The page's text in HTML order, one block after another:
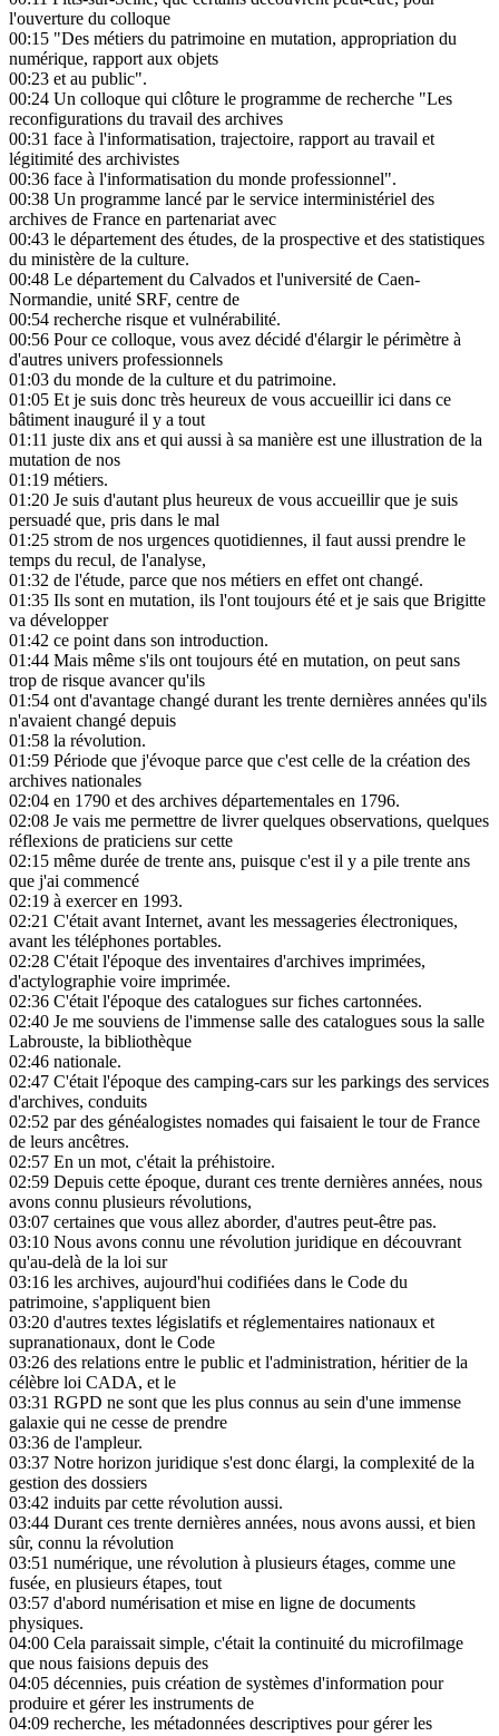
l'ouverture du colloque
00:15 "Des métiers du patrimoine en mutation, appropriation du
numérique, rapport aux objets
00:23 et au public".
00:24 Un colloque qui clôture le programme de recherche "Les
reconfigurations du travail des archives
00:31 face à l'informatisation, trajectoire, rapport au travail et
légitimité des archivistes
00:36 face à l'informatisation du monde professionnel".
00:38 Un programme lancé par le service interministériel des
archives de France en partenariat avec
00:43 le département des études, de la prospective et des statistiques
du ministère de la culture.
00:48 Le département du Calvados et l'université de Caen-
Normandie, unité SRF, centre de
00:54 recherche risque et vulnérabilité.
00:56 Pour ce colloque, vous avez décidé d'élargir le périmètre à
d'autres univers professionnels
01:03 du monde de la culture et du patrimoine.
01:05 Et je suis donc très heureux de vous accueillir ici dans ce
bâtiment inauguré il y a tout
01:11 juste dix ans et qui aussi à sa manière est une illustration de la
mutation de nos
01:19 métiers.
01:20 Je suis d'autant plus heureux de vous accueillir que je suis
persuadé que, pris dans le mal
01:25 strom de nos urgences quotidiennes, il faut aussi prendre le
temps du recul, de l'analyse,
01:32 de l'étude, parce que nos métiers en effet ont changé.
01:35 Ils sont en mutation, ils l'ont toujours été et je sais que Brigitte
va développer
01:42 ce point dans son introduction.
01:44 Mais même s'ils ont toujours été en mutation, on peut sans
trop de risque avancer qu'ils
01:54 ont d'avantage changé durant les trente dernières années qu'ils
n'avaient changé depuis
01:58 la révolution.
01:59 Période que j'évoque parce que c'est celle de la création des
archives nationales
02:04 en 1790 et des archives départementales en 1796.
02:08 Je vais me permettre de livrer quelques observations, quelques
réflexions de praticiens sur cette
02:15 même durée de trente ans, puisque c'est il y a pile trente ans
que j'ai commencé
02:19 à exercer en 1993.
02:21 C'était avant Internet, avant les messageries électroniques,
avant les téléphones portables.
02:28 C'était l'époque des inventaires d'archives imprimées,
d'actylographie voire imprimée.
02:36 C'était l'époque des catalogues sur fiches cartonnées.
02:40 Je me souviens de l'immense salle des catalogues sous la salle
Labrouste, la bibliothèque
02:46 nationale.
02:47 C'était l'époque des camping-cars sur les parkings des services
d'archives, conduits
02:52 par des généalogistes nomades qui faisaient le tour de France
de leurs ancêtres.
02:57 En un mot, c'était la préhistoire.
02:59 Depuis cette époque, durant ces trente dernières années, nous
avons connu plusieurs révolutions,
03:07 certaines que vous allez aborder, d'autres peut-être pas.
03:10 Nous avons connu une révolution juridique en découvrant
qu'au-delà de la loi sur
03:16 les archives, aujourd'hui codifiées dans le Code du
patrimoine, s'appliquent bien
03:20 d'autres textes législatifs et réglementaires nationaux et
supranationaux, dont le Code
03:26 des relations entre le public et l'administration, héritier de la
célèbre loi CADA, et le
03:31 RGPD ne sont que les plus connus au sein d'une immense
galaxie qui ne cesse de prendre
03:36 de l'ampleur.
03:37 Notre horizon juridique s'est donc élargi, la complexité de la
gestion des dossiers
03:42 induits par cette révolution aussi.
03:44 Durant ces trente dernières années, nous avons aussi, et bien
sûr, connu la révolution
03:51 numérique, une révolution à plusieurs étages, comme une
fusée, en plusieurs étapes, tout
03:57 d'abord numérisation et mise en ligne de documents
physiques.
04:00 Cela paraissait simple, c'était la continuité du microfilmage
que nous faisions depuis des
04:05 décennies, puis création de systèmes d'information pour
produire et gérer les instruments de
04:09 recherche, les métadonnées descriptives pour gérer les